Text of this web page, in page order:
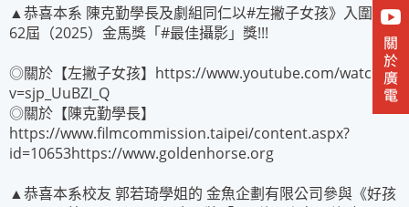
▲恭喜本系 陳克勤學長及劇組同仁以#左撇子女孩》入圍第
62屆（2025）金馬獎「#最佳攝影」獎!!!
◎關於【左撇子女孩】https://www.youtube.com/watch?
v=sjp_UuBZI_Q
◎關於【陳克勤學長】
https://www.filmcommission.taipei/content.aspx?
id=10653https://www.goldenhorse.org
▲恭喜本系校友 郭若琦學姐的 金魚企劃有限公司參與《好孩